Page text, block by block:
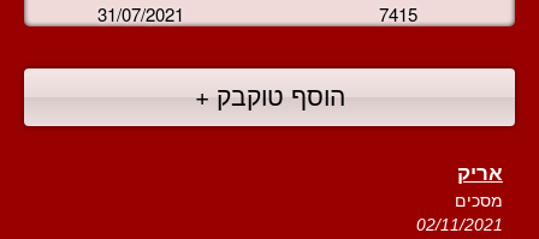
31/07/2021 7415
הוסף טוקבק +
אריק
מסכים
02/11/2021